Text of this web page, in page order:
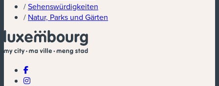
/Sehenswürdigkeiten
/ Natur, Parks und Gärten